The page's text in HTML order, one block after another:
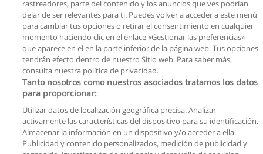
UNIE Universidad
Solicita información
Privacidad de datos
Contactar con Educaedu
rastreadores, parte del contenido y los anuncios que ves podrían
dejar de ser relevantes para ti. Puedes volver a acceder a este menú
para cambiar tus opciones o retirar el consentimiento en cualquier
momento haciendo clic en el enlace «Gestionar las preferencias»
que aparece en el en la parte inferior de la página web. Tus opciones
tendrán efecto dentro de nuestro Sitio web. Para saber más,
consulta nuestra política de privacidad.
Tanto nosotros como nuestros asociados tratamos los datos
para proporcionar:
Utilizar datos de localización geográfica precisa. Analizar
activamente las características del dispositivo para su identificación.
Almacenar la información en un dispositivo y/o acceder a ella.
Publicidad y contenido personalizados, medición de publicidad y